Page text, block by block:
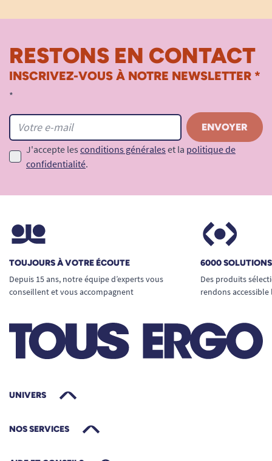
RESTONS EN CONTACT
INSCRIVEZ-VOUS À NOTRE NEWSLETTER *
*
J'accepte les conditions générales et la politique de
confidentialité.
TOUJOURS À VOTRE ÉCOUTE
Depuis 15 ans, notre équipe d’experts vous
conseillent et vous accompagnent
6000
Des produits
rendons
UNIVERS
NOS SERVICES